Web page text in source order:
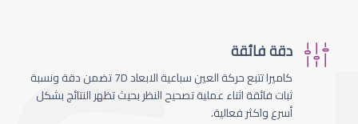
دقة فائقة
كاميرا تتبع حركة العين سباعية الابعاد 7D تضمن دقة ونسبة
ثبات فائقة اثناء عملية تصحيح النظر بحيث تظهر النتائج بشكل
أسرع واكثر فعالية.